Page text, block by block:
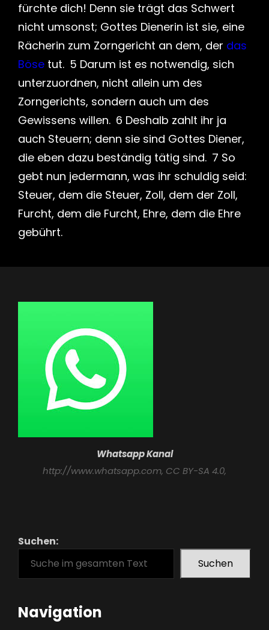
fürchte dich! Denn sie trägt das Schwert
nicht umsonst; Gottes Dienerin ist sie, eine
Rächerin zum Zorngericht an dem, der das
Böse tut. 5 Darum ist es notwendig, sich
unterzuordnen, nicht allein um des
Zorngerichts, sondern auch um des
Gewissens willen. 6 Deshalb zahlt ihr ja
auch Steuern; denn sie sind Gottes Diener,
die eben dazu beständig tätig sind. 7 So
gebt nun jedermann, was ihr schuldig seid:
Steuer, dem die Steuer, Zoll, dem der Zoll,
Furcht, dem die Furcht, Ehre, dem die Ehre
gebührt.
Whatsapp Kanal
http://www.whatsapp.com, CC BY-SA 4.0,
Suchen:
Suchen
Navigation